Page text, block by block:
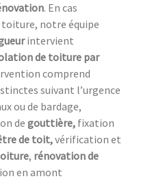
. En cas
toiture, notre équipe
intervient
de toiture par
comprend
suivant l’urgence
ou de bardage,
de gouttière, fixation
de toit,vérification et
, rénovation de
en amont